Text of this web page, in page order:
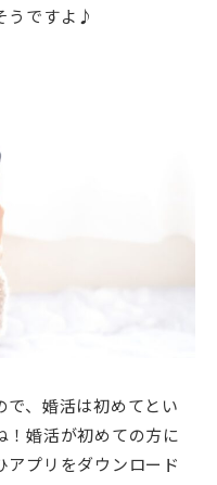
うですよ♪
で、婚活は初めてとい
！婚活が初めての方に
プリをダウンロード